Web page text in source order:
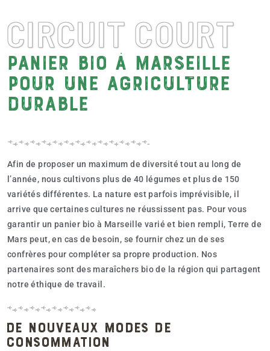
CIRCUIT COURT
Panier bio à Marseille
pour une agriculture
durable
Afin de proposer un maximum de diversité tout au long de
l’année, nous cultivons plus de 40 légumes et plus de 150
variétés différentes. La nature est parfois imprévisible, il
arrive que certaines cultures ne réussissent pas. Pour vous
garantir un panier bio à Marseille varié et bien rempli, Terre de
Mars peut, en cas de besoin, se fournir chez un de ses
confrères pour compléter sa propre production. Nos
partenaires sont des maraîchers bio de la région qui partagent
notre éthique de travail.
De nouveaux modes de
consommation